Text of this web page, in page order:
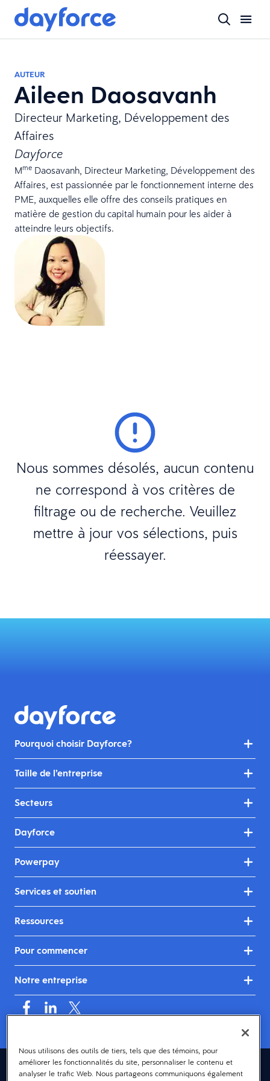
AUTEUR
Aileen Daosavanh
Directeur Marketing, Développement des
Affaires
Dayforce
Mme Daosavanh, Directeur Marketing, Développement des
Affaires, est passionnée par le fonctionnement interne des
PME, auxquelles elle offre des conseils pratiques en
matière de gestion du capital humain pour les aider à
atteindre leurs objectifs.
Nous sommes désolés, aucun contenu
ne correspond à vos critères de
filtrage ou de recherche. Veuillez
mettre à jour vos sélections, puis
réessayer.
Pourquoi choisir Dayforce?
Taille de l’entreprise
Secteurs
Dayforce
Powerpay
Services et soutien
Ressources
Pour commencer
Notre entreprise
Canada (français)
Nous utilisons des outils de tiers, tels que des témoins, pour
améliorer les fonctionnalités du site, personnaliser le contenu et
analyser le trafic Web. Nous partageons communiquons également